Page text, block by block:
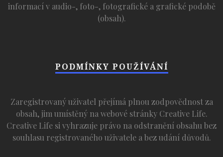
informací v audio-, foto-, fotografické a grafické podobě
(obsah).
PODMÍNKY POUŽÍVÁNÍ
Zaregistrovaný uživatel přejímá plnou zodpovědnost za
obsah, jim umístěný na webové stránky Creative Life.
Creative Life si vyhrazuje právo na odstranění obsahu bez
souhlasu registrovaného uživatele a bez udání důvodů.